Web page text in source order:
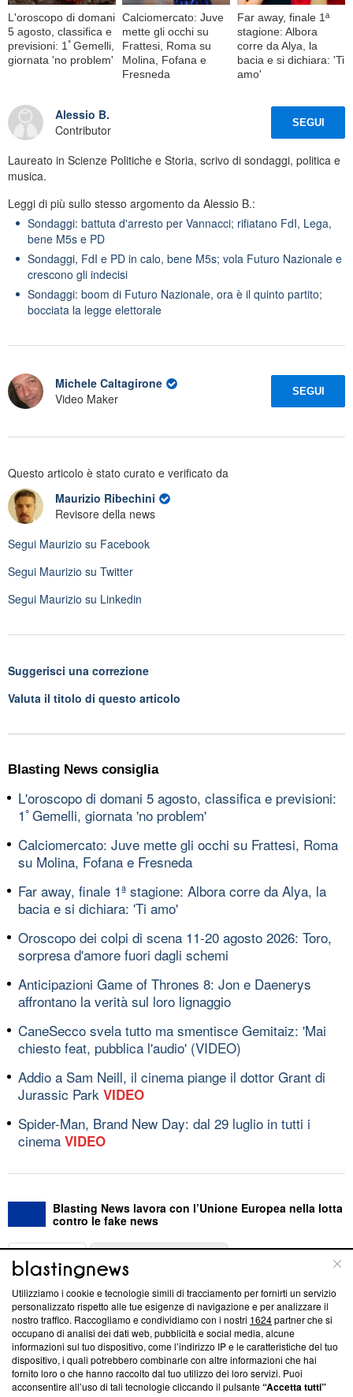
L'oroscopo di domani
5 agosto, classifica e
previsioni: 1ﾟGemelli,
giornata 'no problem'
Calciomercato: Juve
mette gli occhi su
Frattesi, Roma su
Molina, Fofana e
Fresneda
Far away, finale 1ª
stagione: Albora
corre da Alya, la
bacia e si dichiara: 'Ti
amo'
Alessio B.
Contributor
SEGUI
Laureato in Scienze Politiche e Storia, scrivo di sondaggi, politica e
musica.
Leggi di più sullo stesso argomento da Alessio B.:
Sondaggi: battuta d'arresto per Vannacci; rifiatano FdI, Lega,
bene M5s e PD
Sondaggi, FdI e PD in calo, bene M5s; vola Futuro Nazionale e
crescono gli indecisi
Sondaggi: boom di Futuro Nazionale, ora è il quinto partito;
bocciata la legge elettorale
Michele Caltagirone
Video Maker
SEGUI
Questo articolo è stato curato e verificato da
Maurizio Ribechini
Revisore della news
Segui Maurizio su Facebook
Segui Maurizio su Twitter
Segui Maurizio su Linkedin
Suggerisci una correzione
Valuta il titolo di questo articolo
Blasting News consiglia
L'oroscopo di domani 5 agosto, classifica e previsioni:
1ﾟGemelli, giornata 'no problem'
Calciomercato: Juve mette gli occhi su Frattesi, Roma
su Molina, Fofana e Fresneda
Far away, finale 1ª stagione: Albora corre da Alya, la
bacia e si dichiara: 'Ti amo'
Oroscopo dei colpi di scena 11-20 agosto 2026: Toro,
sorpresa d'amore fuori dagli schemi
Anticipazioni Game of Thrones 8: Jon e Daenerys
affrontano la verità sul loro lignaggio
CaneSecco svela tutto ma smentisce Gemitaiz: 'Mai
chiesto feat, pubblica l'audio' (VIDEO)
Addio a Sam Neill, il cinema piange il dottor Grant di
Jurassic Park VIDEO
Spider-Man, Brand New Day: dal 29 luglio in tutti i
cinema VIDEO
Blasting News lavora con l’Unione Europea nella lotta
contro le fake news
ABOUT
Questa sezione offre informazioni trasparenti su Blasting
News, sui nostri processi editoriali e su come ci impegniamo a
creare news di qualità. Inoltre, afferma la nostra aderenza a
‘Trust Project - News with Integrity’Blasting News non è
ancora membro del programma, ma ha richiesto di farne
parte; Trust Project non ha ancora effettuato una verifica di
Utilizziamo i cookie e tecnologie simili di tracciamento per fornirti un servizio
personalizzato rispetto alle tue esigenze di navigazione e per analizzare il
nostro traffico. Raccogliamo e condividiamo con i nostri 1624partner che si
occupano di analisi dei dati web, pubblicità e social media, alcune
informazioni sul tuo dispositivo, come l’indirizzo IP e le caratteristiche del tuo
dispositivo, i quali potrebbero combinarle con altre informazioni che hai
fornito loro o che hanno raccolto dal tuo utilizzo dei loro servizi. Puoi
acconsentire all’uso di tali tecnologie cliccando il pulsante“Accetta tutti”